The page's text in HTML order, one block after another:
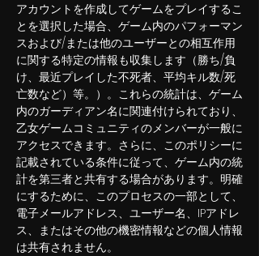
アカウントを作成してゲームをプレイするこ
とを選択した場合、ゲーム内のパフォーマン
スおよび/または他のユーザーとの相互作用
に関する特定の情報も収集します（勝ち/負
け、最近プレイした不死者、平均キル数/死
亡数など）等。）。これらの統計は、ゲーム
内のガーディアン名に関連付けられており、
乙女ゲームコミュニティのメンバーが一般に
アクセスできます。さらに、このポリシーに
記載されている条件に従って、ゲーム内の統
計を第三者と共有する場合があります。明確
にするために、このプロセスの一部として、
電子メールアドレス、ユーザー名、IPアドレ
ス、またはその他の機密情報などの個人情報
は共有されません。